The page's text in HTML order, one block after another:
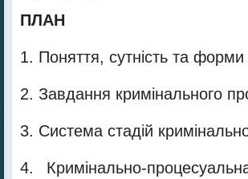
ПЛАН
1. Поняття, сутність та
2. Завдання кримінального
3. Система стадій
4. Кримінально-